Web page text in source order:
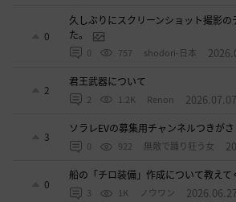
0
久しぶりにスクリーンショット撮影
た。
0 757 shodori-日本
2
君王武器について
2 1.2K Renon 2026.07.07
3
ソラレEVの募集用チャンネルつきがさ
0 922 無敵で踊り狂う女
0
船の「チロ装備」作成について教えて
3 1K ノウワン 2026.06.27